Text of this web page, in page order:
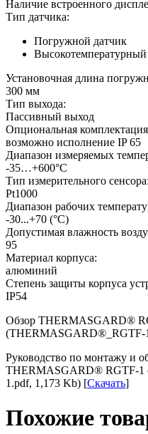
Наличие встроенного
Тип датчика:
Погружной датчик
Высокотемпературный
Установочная длина
300 мм
Тип выхода:
Пассивный выход
Опциональная комплектация
возможно исполнение IP 65
Диапазон измеряемых
-35…+600°C
Тип измерительного сенсора:
Pt1000
Диапазон рабочих
-30...+70 (°С)
Допустимая влажность
95
Материал корпуса:
алюминий
Степень защиты корпуса
IP54
Обзор THERMASGARD®
(THERMASGARD®_RGTF-
Руководство по монтажу и
THERMASGARD® RGTF-
1.pdf, 1,173 Kb) [Скачать]
Похожие